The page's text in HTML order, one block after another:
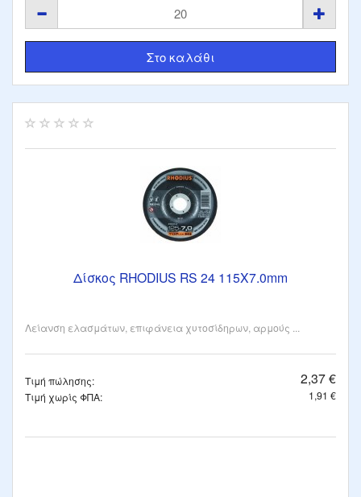
Δίσκος RHODIUS RS 24 115Χ7.0mm
Λείανση ελασμάτων, επιφάνεια χυτοσίδηρων, αρμούς ...
Τιμή πώλησης: 2,37 €
Τιμή χωρίς ΦΠΑ: 1,91 €